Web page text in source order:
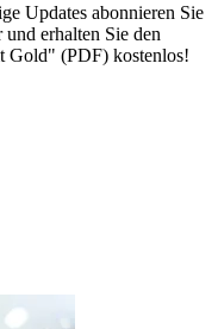
Updates abonnieren Sie
erhalten Sie den
Gold" (PDF) kostenlos!